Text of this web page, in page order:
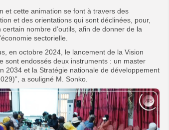
et cette animation se font à travers des
et des orientations qui sont déclinées, pour,
nombre d’outils, afin de donner de la
sectorielle.
en octobre 2024, le lancement de la Vision
sont endossés deux instruments : un master
2034 et la Stratégie nationale de développement
a souligné M. Sonko.